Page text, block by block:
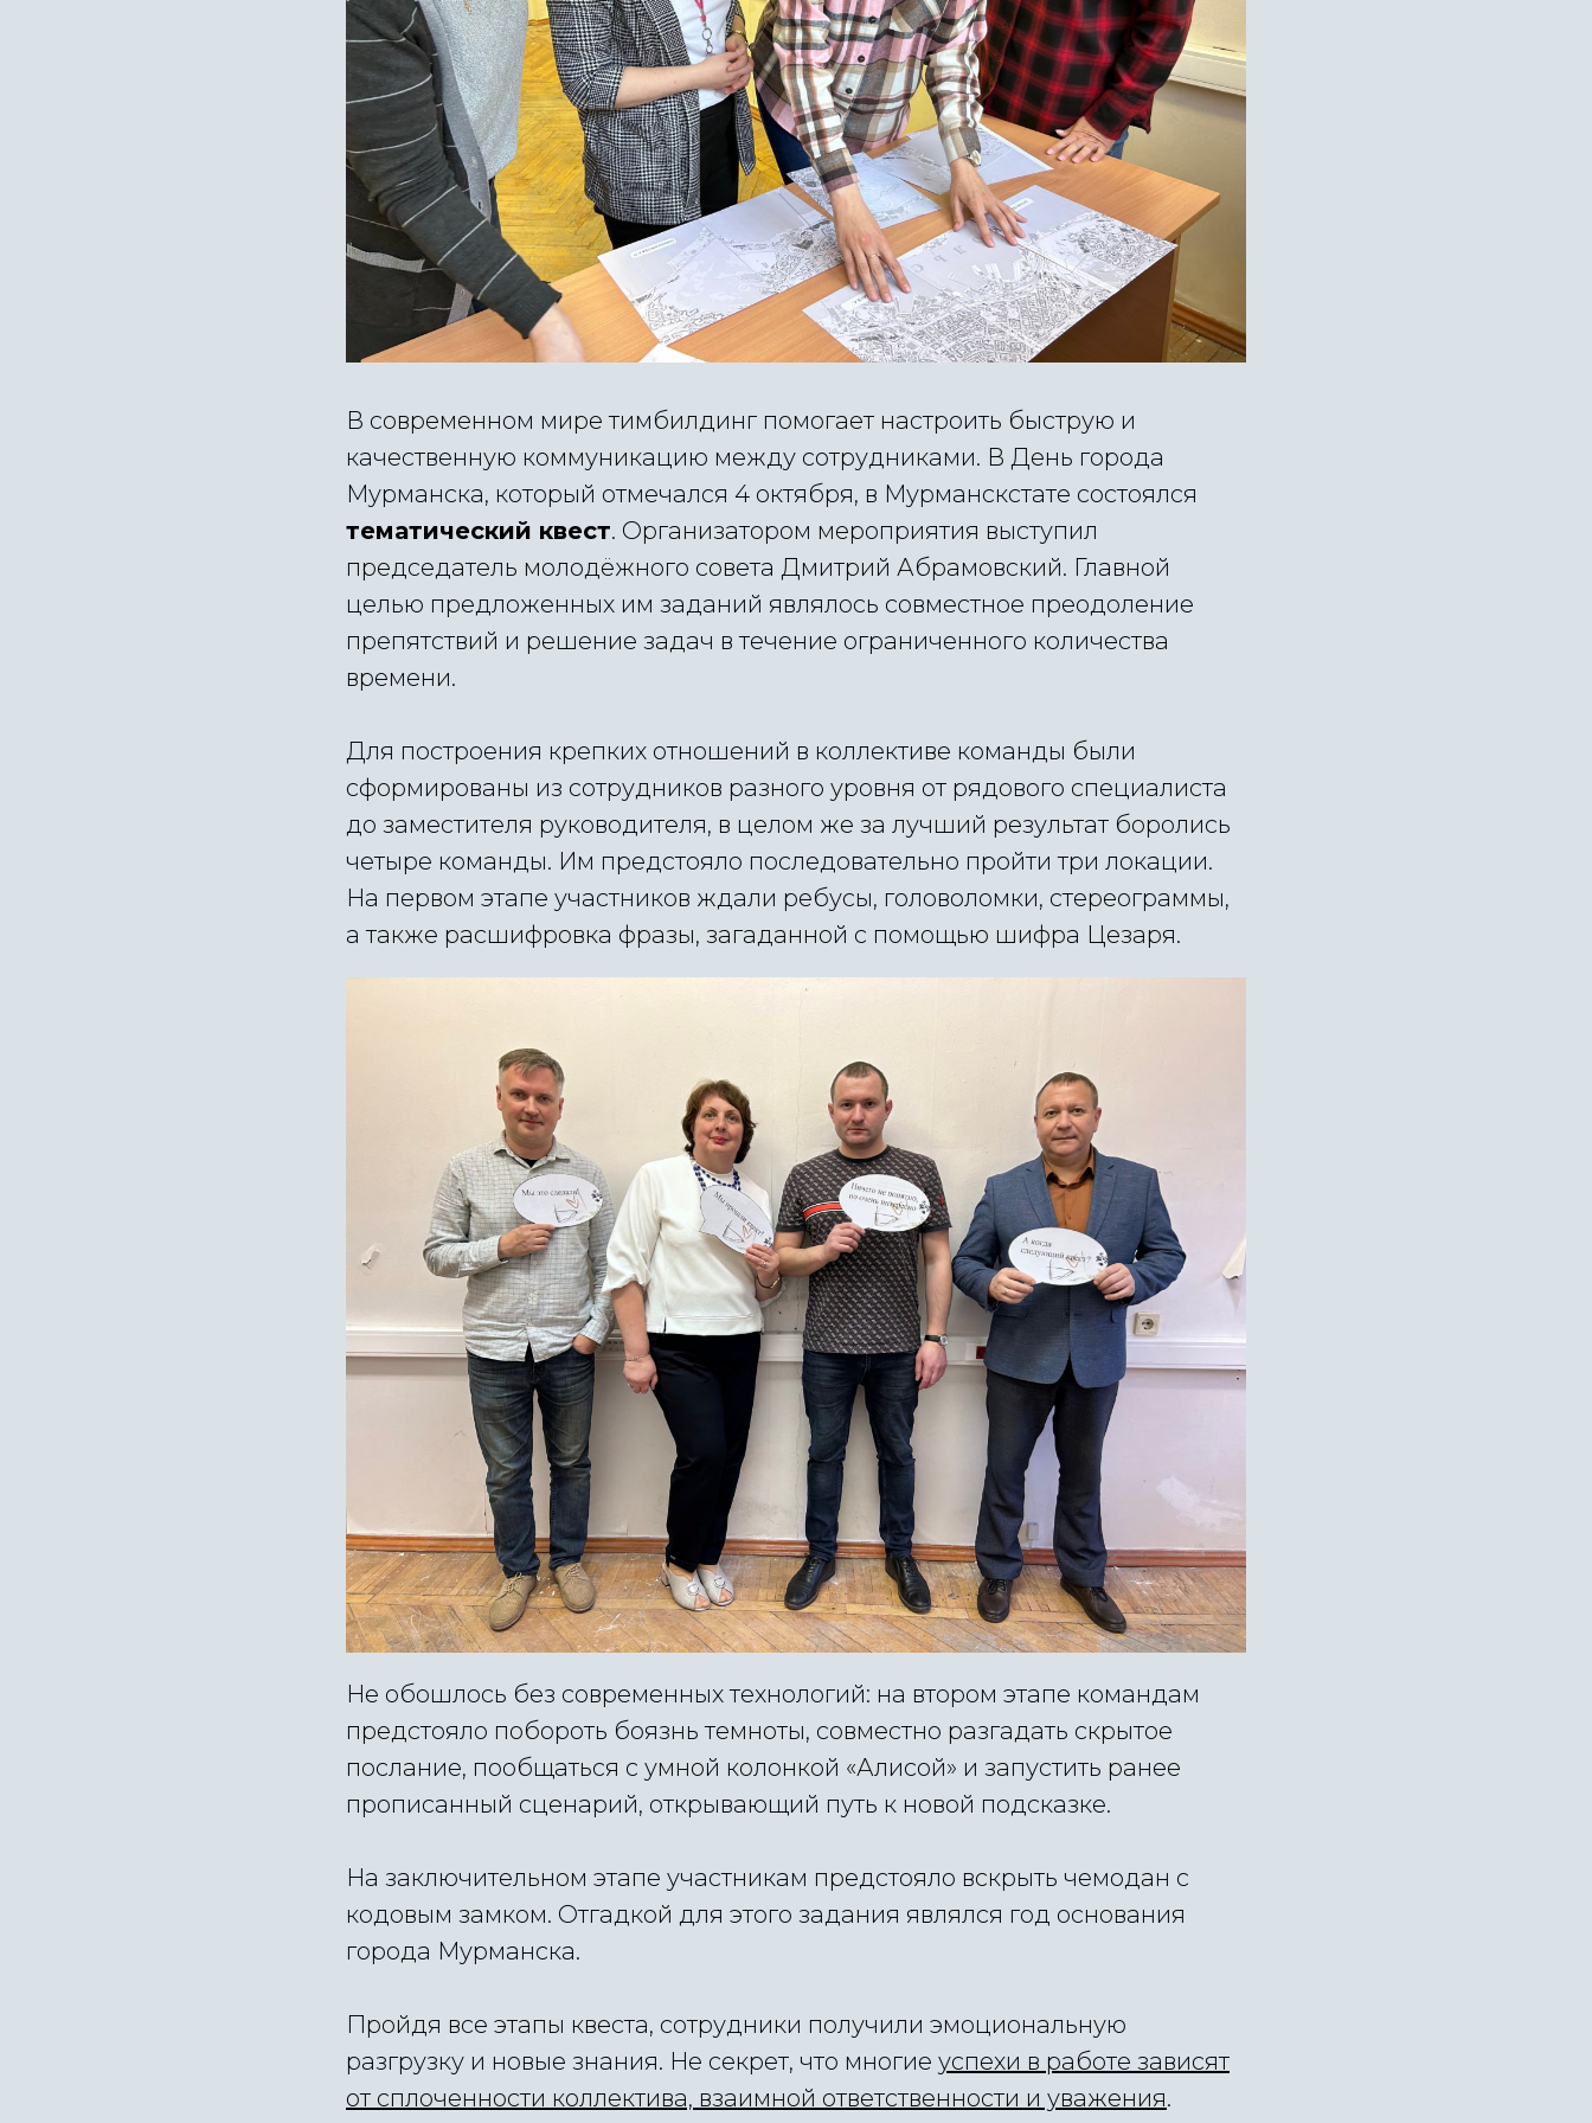
В современном мире тимбилдинг помогает настроить быструю и
качественную коммуникацию между сотрудниками. В День города
Мурманска, который отмечался 4 октября, в Мурманскстате состоялся
тематический квест. Организатором мероприятия выступил
председатель молодёжного совета Дмитрий Абрамовский. Главной
целью предложенных им заданий являлось совместное преодоление
препятствий и решение задач в течение ограниченного количества
времени.
Для построения крепких отношений в коллективе команды были
сформированы из сотрудников разного уровня от рядового специалиста
до заместителя руководителя, в целом же за лучший результат боролись
четыре команды. Им предстояло последовательно пройти три локации.
На первом этапе участников ждали ребусы, головоломки, стереограммы,
а также расшифровка фразы, загаданной с помощью шифра Цезаря.
Не обошлось без современных технологий: на втором этапе командам
предстояло побороть боязнь темноты, совместно разгадать скрытое
послание, пообщаться с умной колонкой «Алисой» и запустить ранее
прописанный сценарий, открывающий путь к новой подсказке.
На заключительном этапе участникам предстояло вскрыть чемодан с
кодовым замком. Отгадкой для этого задания являлся год основания
города Мурманска.
Пройдя все этапы квеста, сотрудники получили эмоциональную
разгрузку и новые знания. Не секрет, что многие успехи в работе зависят
от сплоченности коллектива, взаимной ответственности и уважения.